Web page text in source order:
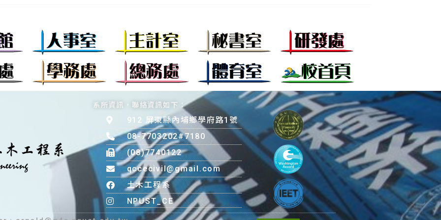
系所資訊，聯絡資訊如下：
912 屏東縣內埔鄉學府路1號
08-7703202#7180
(08)7740122
qccecivil@gmail.com
土木工程系
NPUST_CE